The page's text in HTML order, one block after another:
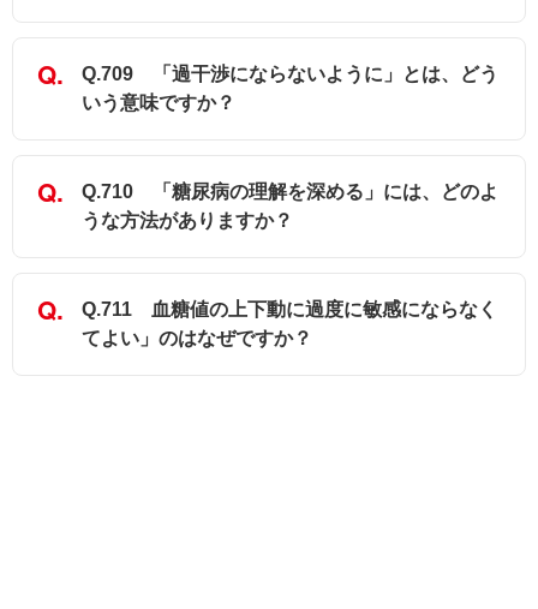
Q.709 「過干渉にならないように」とは、どう
いう意味ですか？
Q.710 「糖尿病の理解を深める」には、どのよ
うな方法がありますか？
Q.711 血糖値の上下動に過度に敏感にならなく
てよい」のはなぜですか？